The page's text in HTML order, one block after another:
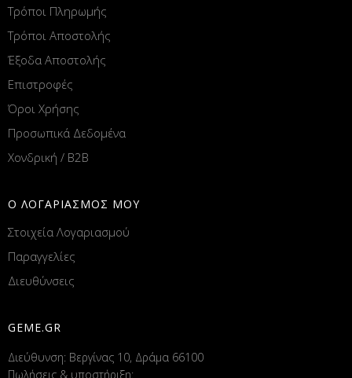
Τρόποι Πληρωμής
Τρόποι Αποστολής
Έξοδα Αποστολής
Επιστροφές
Όροι Χρήσης
Προσωπικά Δεδομένα
Χονδρική / B2B
Ο ΛΟΓΑΡΙΑΣΜΟΣ ΜΟΥ
Στοιχεία Λογαριασμού
Παραγγελίες
Διευθύνσεις
GEME.GR
Διεύθυνση: Βεργίνας 10, Δράμα 66100
Πωλήσεις & υποστήριξη: